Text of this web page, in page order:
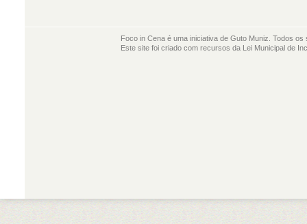
Foco in Cena é uma iniciativa de Guto Muniz. Todos
Este site foi criado com recursos da Lei Municipal de